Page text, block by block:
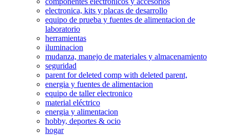
electronica, kits y placas de desarrollo
equipo de prueba y fuentes de alimentacion de
laboratorio
herramientas
iluminacion
mudanza, manejo de materiales y almacenamiento
seguridad
parent for deleted comp with deleted parent,
energia y fuentes de alimentacion
equipo de taller electronico
material eléctrico
energia y alimentacion
hobby, deportes & ocio
hogar